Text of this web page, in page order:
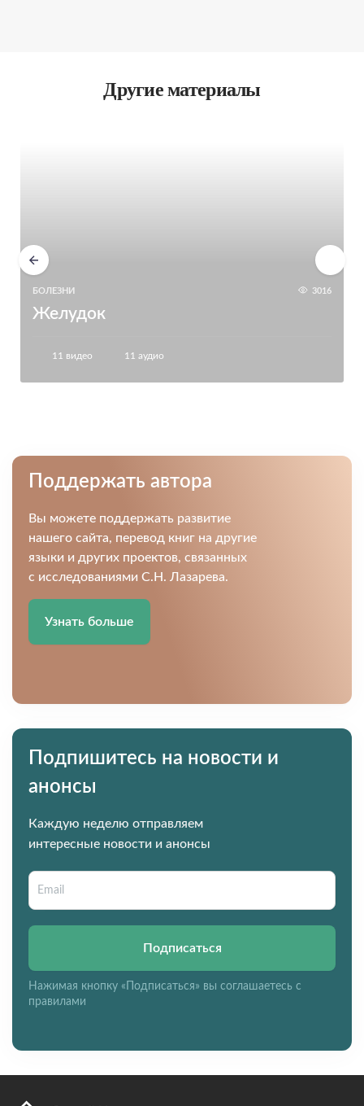
Другие материалы
БОЛЕЗНИ 3016
Желудок
11 видео 11 аудио
Поддержать автора
Вы можете поддержать развитие
нашего сайта, перевод книг на другие
языки и других проектов, связанных
с исследованиями С.Н. Лазарева.
Узнать больше
Подпишитесь на новости и
анонсы
Каждую неделю отправляем
интересные новости и анонсы
Подписаться
Нажимая кнопку «Подписаться» вы соглашаетесь с
правилами